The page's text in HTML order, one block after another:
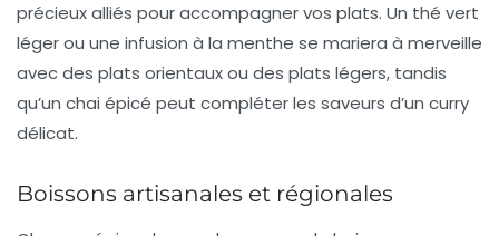
précieux alliés pour accompagner vos plats. Un thé vert
léger ou une infusion à la menthe se mariera à merveille
avec des plats orientaux ou des plats légers, tandis
qu’un chai épicé peut compléter les saveurs d’un curry
délicat.
Boissons artisanales et régionales